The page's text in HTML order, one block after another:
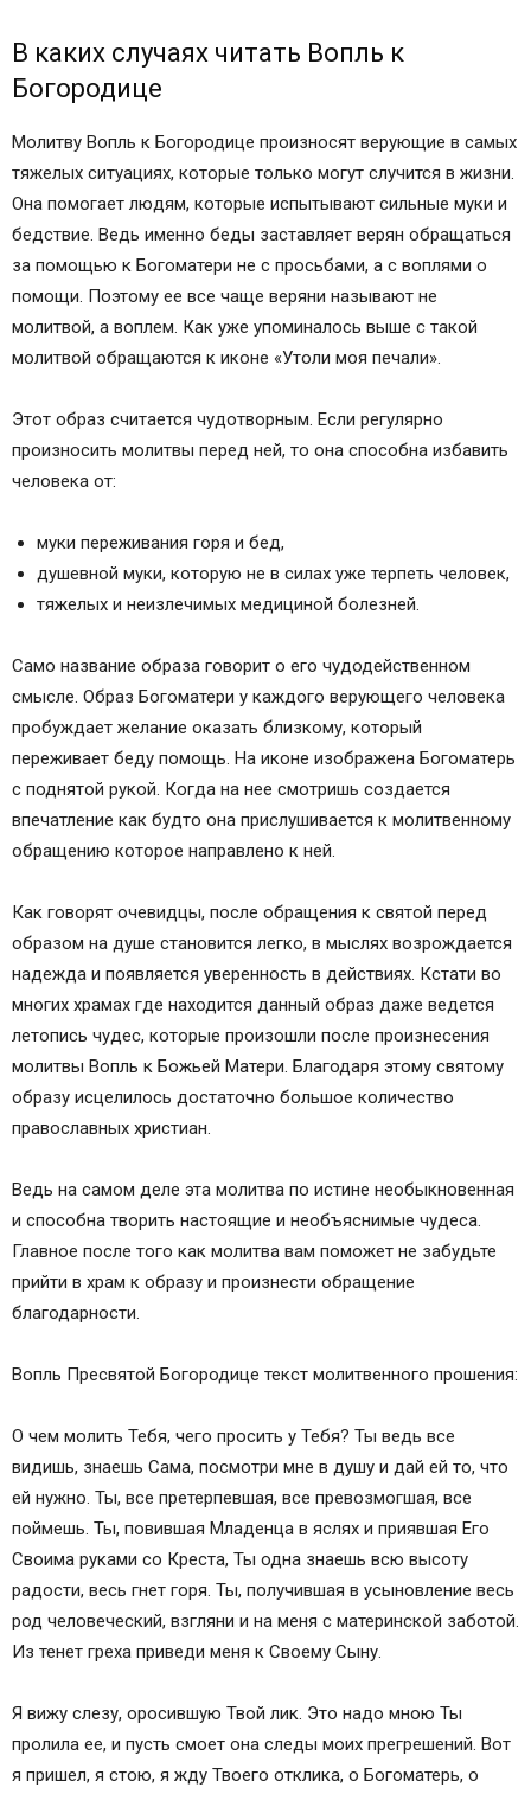
В каких случаях читать Вопль к
Богородице
Молитву Вопль к Богородице произносят верующие в самых
тяжелых ситуациях, которые только могут случится в жизни.
Она помогает людям, которые испытывают сильные муки и
бедствие. Ведь именно беды заставляет верян обращаться
за помощью к Богоматери не с просьбами, а с воплями о
помощи. Поэтому ее все чаще веряни называют не
молитвой, а воплем. Как уже упоминалось выше с такой
молитвой обращаются к иконе «Утоли моя печали».
Этот образ считается чудотворным. Если регулярно
произносить молитвы перед ней, то она способна избавить
человека от:
муки переживания горя и бед,
душевной муки, которую не в силах уже терпеть человек,
тяжелых и неизлечимых медициной болезней.
Само название образа говорит о его чудодейственном
смысле. Образ Богоматери у каждого верующего человека
пробуждает желание оказать близкому, который
переживает беду помощь. На иконе изображена Богоматерь
с поднятой рукой. Когда на нее смотришь создается
впечатление как будто она прислушивается к молитвенному
обращению которое направлено к ней.
Как говорят очевидцы, после обращения к святой перед
образом на душе становится легко, в мыслях возрождается
надежда и появляется уверенность в действиях. Кстати во
многих храмах где находится данный образ даже ведется
летопись чудес, которые произошли после произнесения
молитвы Вопль к Божьей Матери. Благодаря этому святому
образу исцелилось достаточно большое количество
православных христиан.
Ведь на самом деле эта молитва по истине необыкновенная
и способна творить настоящие и необъяснимые чудеса.
Главное после того как молитва вам поможет не забудьте
прийти в храм к образу и произнести обращение
благодарности.
Вопль Пресвятой Богородице текст молитвенного прошения:
О чем молить Тебя, чего просить у Тебя? Ты ведь все
видишь, знаешь Сама, посмотри мне в душу и дай ей то, что
ей нужно. Ты, все претерпевшая, все превозмогшая, все
поймешь. Ты, повившая Младенца в яслях и приявшая Его
Своима руками со Креста, Ты одна знаешь всю высоту
радости, весь гнет горя. Ты, получившая в усыновление весь
род человеческий, взгляни и на меня с материнской заботой.
Из тенет греха приведи меня к Своему Сыну.
Я вижу слезу, оросившую Твой лик. Это надо мною Ты
пролила ее, и пусть смоет она следы моих прегрешений. Вот
я пришел, я стою, я жду Твоего отклика, о Богоматерь, о